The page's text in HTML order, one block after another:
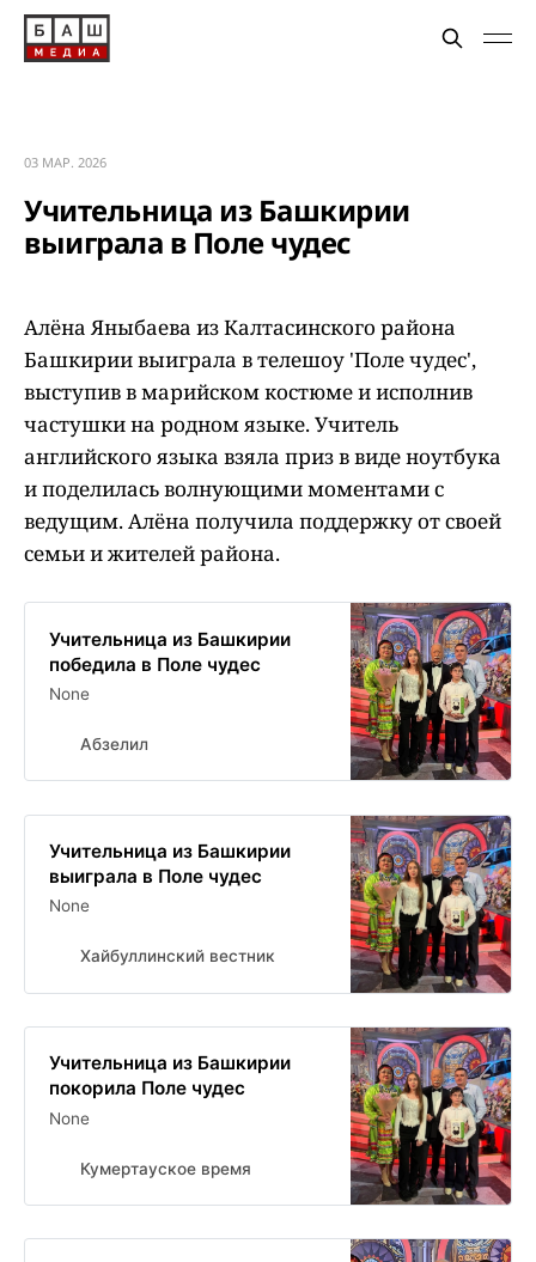
03 МАР. 2026
Учительница из Башкирии
выиграла в Поле чудес
Алёна Яныбаева из Калтасинского района
Башкирии выиграла в телешоу 'Поле чудес',
выступив в марийском костюме и исполнив
частушки на родном языке. Учитель
английского языка взяла приз в виде ноутбука
и поделилась волнующими моментами с
ведущим. Алёна получила поддержку от своей
семьи и жителей района.
Учительница из Башкирии
победила в Поле чудес
None
Абзелил
Учительница из Башкирии
выиграла в Поле чудес
None
Хайбуллинский вестник
Учительница из Башкирии
покорила Поле чудес
None
Кумертауское время